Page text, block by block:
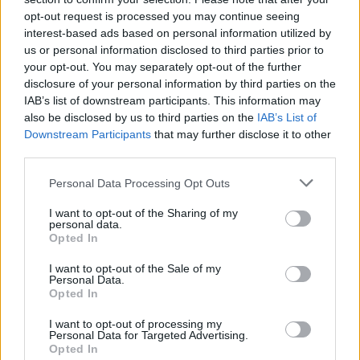
opt-out request is processed you may continue seeing
interest-based ads based on personal information utilized by
us or personal information disclosed to third parties prior to
your opt-out. You may separately opt-out of the further
disclosure of your personal information by third parties on the
IAB’s list of downstream participants. This information may
also be disclosed by us to third parties on the IAB’s List of
Downstream Participants that may further disclose it to other
Personal Data Processing Opt Outs
I want to opt-out of the Sharing of my
personal data.
Opted In
I want to opt-out of the Sale of my
Personal Data.
Opted In
I want to opt-out of processing my
Personal Data for Targeted Advertising.
Opted In
Të shtëna me armë zjarri
në një shkollë në Tajlandë,
6 të vdekur, mes tyre
Sot dita e 69-të e
protestës, qytetarët nuk
ndalen, të vendosur deri
Kodi Rrugor me masa më
të ashpra: Heqje e
gjoba të rritura dhe
kufizime për drejtuesit e
Djali ishte në konflikt me
arresti kardiak (EMRI)